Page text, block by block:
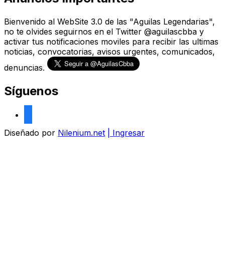
Bienvenido al WebSite 3.0 de las "Aguilas Legendarias",
no te olvides seguirnos en el Twitter @aguilascbba y
activar tus notificaciones moviles para recibir las ultimas
noticias, convocatorias, avisos urgentes, comunicados,
denuncias.
Síguenos
Diseñado por Nilenium.net | Ingresar